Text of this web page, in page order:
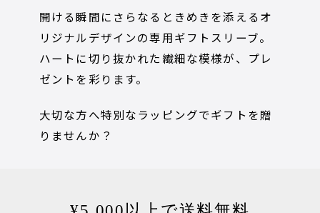
開ける瞬間にさらなるときめきを添えるオ
リジナルデザインの専用ギフトスリーブ。
ハートに切り抜かれた繊細な模様が、プレ
ゼントを彩ります。
大切な方へ特別なラッピングでギフトを贈
りませんか？